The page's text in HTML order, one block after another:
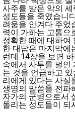
사주를 받은 악의
성도들을 죽였습니
려움을 안겨다 주었
력이 가하는 고통으
정확한 때에 대하여
한 대답은 마지막에
런데 14장을 보면
속에서 사투를 벌인
는 것을 언급하고
리에게 있다는 사실
생명의 말씀을 전파
자가의 군병으로서
돌리는 성도들이 되